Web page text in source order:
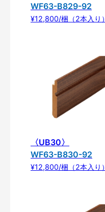
WF63-B829-92
¥12,800/梱（2本入り）
〈UB30〉
WF63-B830-92
¥12,800/梱（2本入り）